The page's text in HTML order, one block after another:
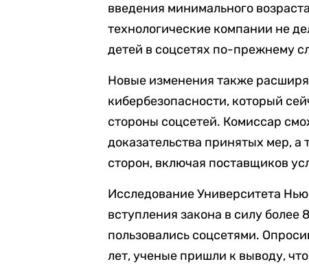
введения минимального
технологические компании не
детей в соцсетях по-прежнему
Новые изменения также
кибербезопасности, который
стороны соцсетей. Комиссар
доказательства принятых мер,
сторон, включая поставщиков
Исследование Университета
вступления закона в силу
пользовались соцсетями.
лет, ученые пришли к выводу,